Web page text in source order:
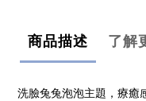
商品描述 了解
洗臉兔兔泡泡主題，療癒